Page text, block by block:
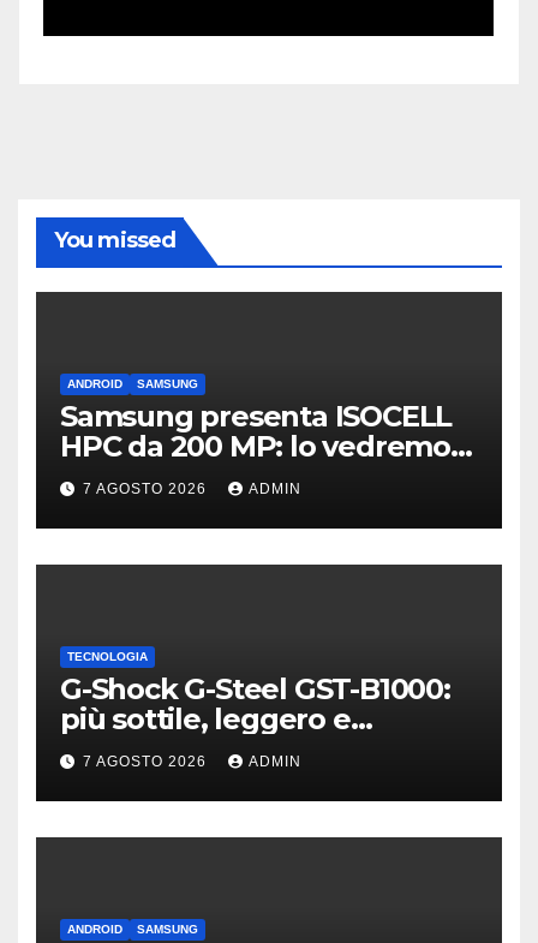
You missed
ANDROID SAMSUNG
Samsung presenta ISOCELL
HPC da 200 MP: lo vedremo
sui Galaxy S27?
7 AGOSTO 2026 ADMIN
TECNOLOGIA
G-Shock G-Steel GST-B1000:
più sottile, leggero e
connesso
7 AGOSTO 2026 ADMIN
ANDROID SAMSUNG